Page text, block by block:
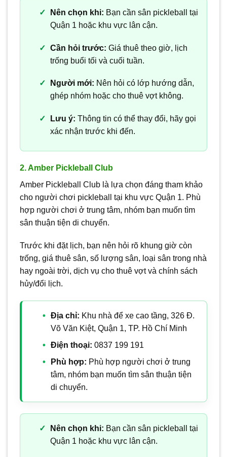
Nên chọn khi: Bạn cần sân pickleball tại
Quận 1 hoặc khu vực lân cận.
Cần hỏi trước: Giá thuê theo giờ, lịch
trống buổi tối và cuối tuần.
Người mới: Nên hỏi có lớp hướng dẫn,
ghép nhóm hoặc cho thuê vợt không.
Lưu ý: Thông tin có thể thay đổi, hãy gọi
xác nhận trước khi đến.
2. Amber Pickleball Club
Amber Pickleball Club là lựa chọn đáng tham khảo
cho người chơi pickleball tại khu vực Quận 1. Phù
hợp người chơi ở trung tâm, nhóm bạn muốn tìm
sân thuận tiện di chuyển.
Trước khi đặt lịch, bạn nên hỏi rõ khung giờ còn
trống, giá thuê sân, số lượng sân, loại sân trong nhà
hay ngoài trời, dịch vụ cho thuê vợt và chính sách
hủy/đổi lịch.
Địa chỉ: Khu nhà để xe cao tầng, 326 Đ.
Võ Văn Kiệt, Quận 1, TP. Hồ Chí Minh
Điện thoại: 0837 199 191
Phù hợp: Phù hợp người chơi ở trung
tâm, nhóm bạn muốn tìm sân thuận tiện
di chuyển.
Nên chọn khi: Bạn cần sân pickleball tại
Quận 1 hoặc khu vực lân cận.